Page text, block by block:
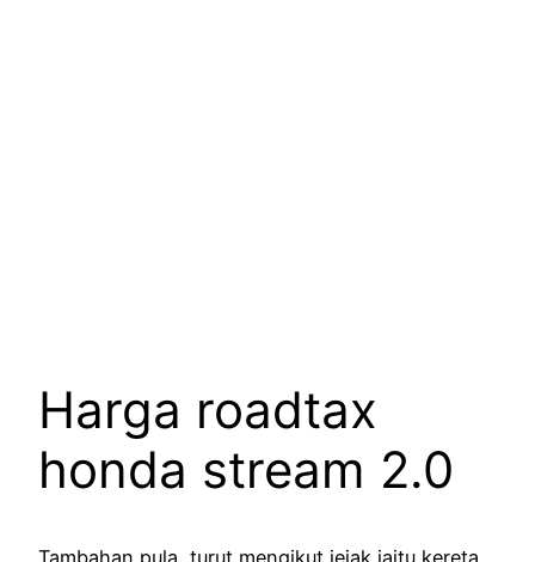
Harga roadtax
honda stream 2.0
Tambahan pula, turut mengikut jejak iaitu kereta